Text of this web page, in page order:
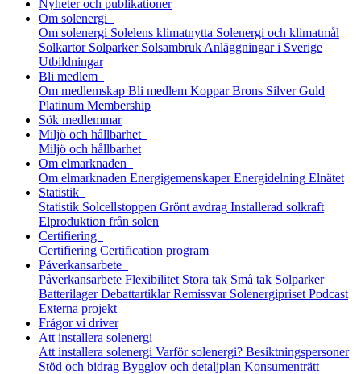
Nyheter och publikationer
Om solenergi
Om solenergi Solelens klimatnytta Solenergi och klimatmål
Solkartor Solparker Solsambruk Anläggningar i Sverige
Utbildningar
Bli medlem
Om medlemskap Bli medlem Koppar Brons Silver Guld
Platinum Membership
Sök medlemmar
Miljö och hållbarhet
Miljö och hållbarhet
Om elmarknaden
Om elmarknaden Energigemenskaper Energidelning Elnätet
Statistik
Statistik Solcellstoppen Grönt avdrag Installerad solkraft
Elproduktion från solen
Certifiering
Certifiering Certification program
Påverkansarbete
Påverkansarbete Flexibilitet Stora tak Små tak Solparker
Batterilager Debattartiklar Remissvar Solenergipriset Podcast
Externa projekt
Frågor vi driver
Att installera solenergi
Att installera solenergi Varför solenergi? Besiktningspersoner
Stöd och bidrag Bygglov och detaljplan Konsumenträtt